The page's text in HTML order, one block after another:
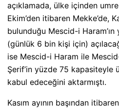
açıklamada, ülke içinden
Ekim’den itibaren Mekke’de,
bulunduğu Mescid-i
(günlük 6 bin kişi için)
ise Mescid-i Haram ile
Şerif’in yüzde 75 kapasiteyle
kabul edeceğini aktarmıştı.
Kasım ayının başından